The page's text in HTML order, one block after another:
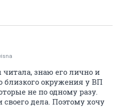
знаю его лично и
близкого окружения у ВП
не по одному разу.
дела. Поэтому хочу